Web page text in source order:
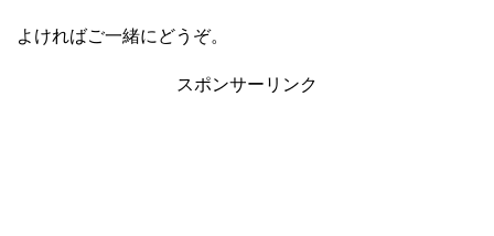
よければご一緒にどうぞ。
スポンサーリンク